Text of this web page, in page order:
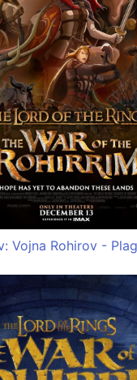
Vojna Rohirov -